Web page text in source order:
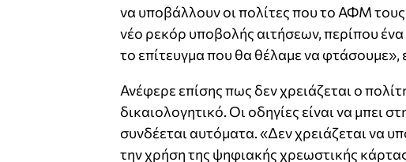
να υποβάλλουν οι πολίτες που το ΑΦΜ
νέο ρεκόρ υποβολής αιτήσεων, περίπου ένα
το επίτευγμα που θα θέλαμε να
Ανέφερε επίσης πως δεν χρειάζεται ο
δικαιολογητικό. Οι οδηγίες είναι να μπει
συνδέεται αυτόματα. «Δεν χρειάζεται να
την χρήση της ψηφιακής χρεωστικής